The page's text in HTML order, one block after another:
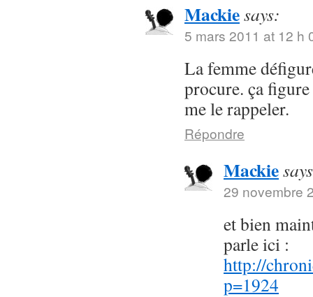
Mackiesays:
5 mars 2011 at 12 h
La femme
procure. ça
me le rappeler.
Répondre
Mackie
29 novembre
et bien
parle ici :
http://
p=1924